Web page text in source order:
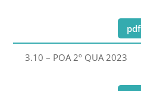
pdf
3.10 – POA 2º QUA 2023